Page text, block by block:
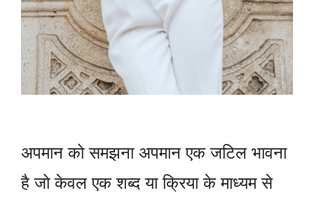
अपमान को समझना अपमान एक जटिल भावना
है जो केवल एक शब्द या क्रिया के माध्यम से